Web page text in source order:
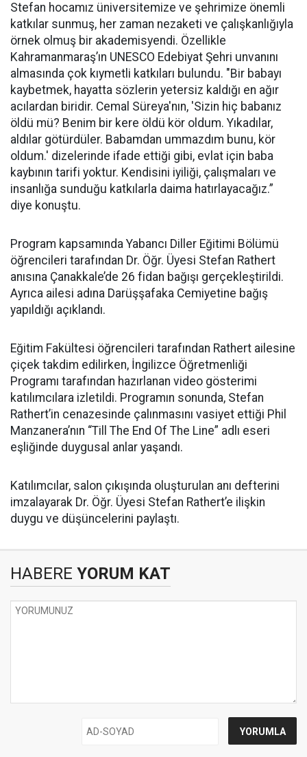
Stefan hocamız üniversitemize ve şehrimize önemli
katkılar sunmuş, her zaman nezaketi ve çalışkanlığıyla
örnek olmuş bir akademisyendi. Özellikle
Kahramanmaraş’ın UNESCO Edebiyat Şehri unvanını
almasında çok kıymetli katkıları bulundu. "Bir babayı
kaybetmek, hayatta sözlerin yetersiz kaldığı en ağır
acılardan biridir. Cemal Süreya'nın, 'Sizin hiç babanız
öldü mü? Benim bir kere öldü kör oldum. Yıkadılar,
aldılar götürdüler. Babamdan ummazdım bunu, kör
oldum.' dizelerinde ifade ettiği gibi, evlat için baba
kaybının tarifi yoktur. Kendisini iyiliği, çalışmaları ve
insanlığa sunduğu katkılarla daima hatırlayacağız.”
diye konuştu.
Program kapsamında Yabancı Diller Eğitimi Bölümü
öğrencileri tarafından Dr. Öğr. Üyesi Stefan Rathert
anısına Çanakkale’de 26 fidan bağışı gerçekleştirildi.
Ayrıca ailesi adına Darüşşafaka Cemiyetine bağış
yapıldığı açıklandı.
Eğitim Fakültesi öğrencileri tarafından Rathert ailesine
çiçek takdim edilirken, İngilizce Öğretmenliği
Programı tarafından hazırlanan video gösterimi
katılımcılara izletildi. Programın sonunda, Stefan
Rathert’in cenazesinde çalınmasını vasiyet ettiği Phil
Manzanera’nın “Till The End Of The Line” adlı eseri
eşliğinde duygusal anlar yaşandı.
Katılımcılar, salon çıkışında oluşturulan anı defterini
imzalayarak Dr. Öğr. Üyesi Stefan Rathert’e ilişkin
duygu ve düşüncelerini paylaştı.
HABERE YORUM KAT